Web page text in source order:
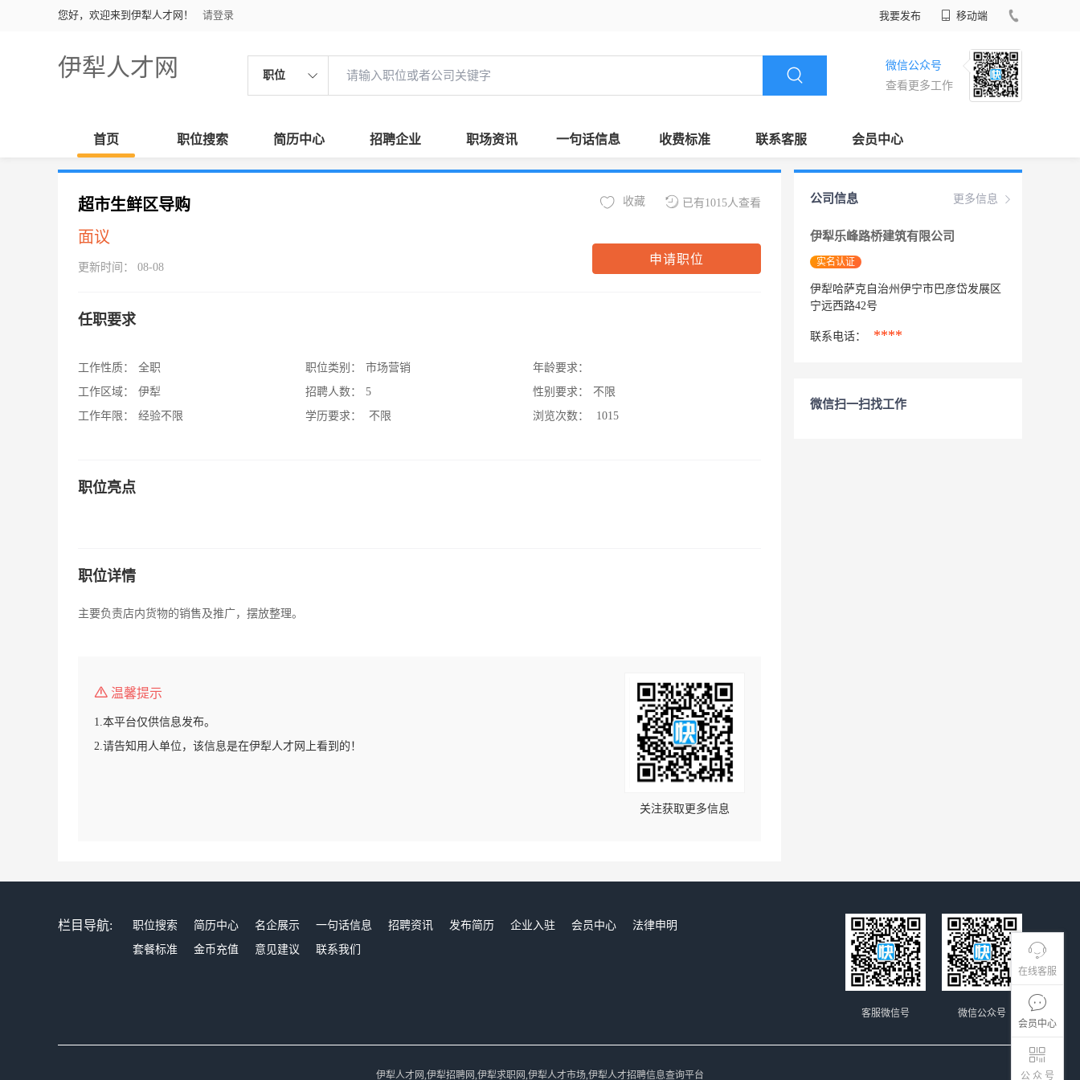
您好，欢迎来到伊犁人才网！ 请登录 我要发布 移动端
伊犁人才网 职位
微信公众号
查看更多工作
首页 职位搜索 简历中心 招聘企业 职场资讯 一句话信息 收费标准 联系客服 会员中心
在线客服
会员中心
公 众 号
超市生鲜区导购
面议
更新时间： 08-08
已有1015人查看
收藏
申请职位
任职要求
工作性质：
全职
工作区域：
伊犁
工作年限：
经验不限
职位类别：
市场营销
招聘人数：
5
学历要求：
不限
年龄要求：
性别要求：
不限
浏览次数：
1015
职位亮点
职位详情
主要负责店内货物的销售及推广，摆放整理。
温馨提示
1.本平台仅供信息发布。
2.请告知用人单位，该信息是在伊犁人才网上看到的！
关注获取更多信息
更多信息
公司信息
伊犁乐峰路桥建筑有限公司
实名认证
伊犁哈萨克自治州伊宁市巴彦岱发展区
宁远西路42号
联系电话： ****
微信扫一扫找工作
栏目导航: 职位搜索 简历中心 名企展示 一句话信息 招聘资讯 发布简历 企业入驻 会员中心
法律申明
套餐标准
金币充值 意见建议 联系我们
微信公众号
客服微信号
伊犁人才网,伊犁招聘网,伊犁求职网,伊犁人才市场,伊犁人才招聘信息查询平台